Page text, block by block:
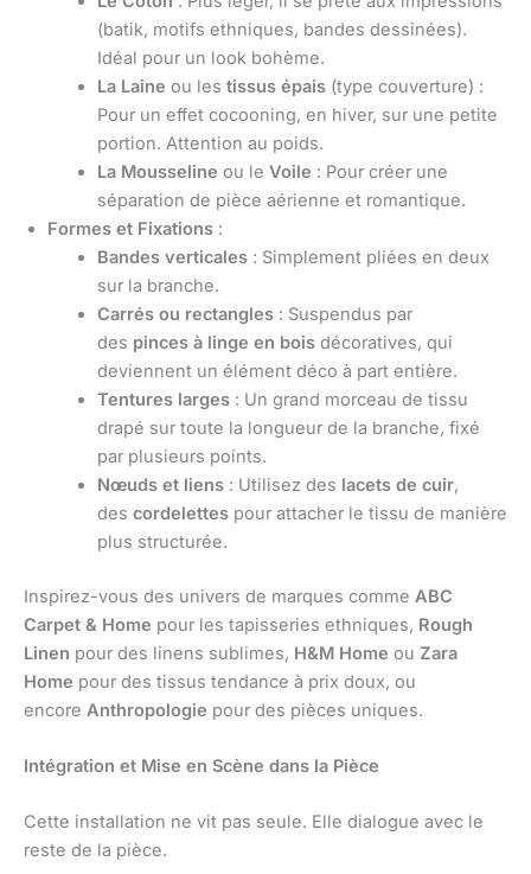
(batik, motifs ethniques, bandes dessinées).
Idéal pour un look bohème.
La Laine ou les tissus épais(type couverture) :
Pour un effet cocooning, en hiver, sur une petite
portion. Attention au poids.
La Mousseline ou le Voile : Pour créer une
séparation de pièce aérienne et romantique.
Formes et Fixations :
Bandes verticales: Simplement pliées en deux
sur la branche.
Carrés ou rectangles: Suspendus par
des pinces à linge en boisdécoratives, qui
deviennent un élément déco à part entière.
Tentures larges: Un grand morceau de tissu
drapé sur toute la longueur de la branche, fixé
par plusieurs points.
Nœuds et liens: Utilisez des lacets de cuir,
des cordelettespour attacher le tissu de manière
plus structurée.
Inspirez-vous des univers de marques comme ABC
Carpet & Home pour les tapisseries ethniques, Rough
Linen pour des linens sublimes, H&M Home ou Zara
Home pour des tissus tendance à prix doux, ou
encore Anthropologie pour des pièces uniques.
Intégration et Mise en Scène dans la Pièce
Cette installation ne vit pas seule. Elle dialogue avec le
reste de la pièce.